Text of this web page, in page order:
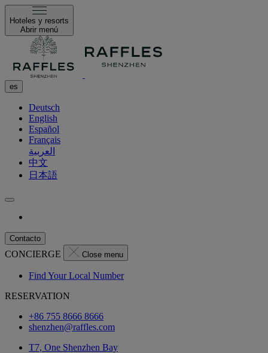
Hoteles y resorts
Abrir menú
es
Deutsch
English
Español
Français
العربية
中文
日本語
Contacto
CONCIERGE Close menu
Find Your Local Number
RESERVATION
+86 755 8666 8666
shenzhen@raffles.com
T7, One Shenzhen Bay